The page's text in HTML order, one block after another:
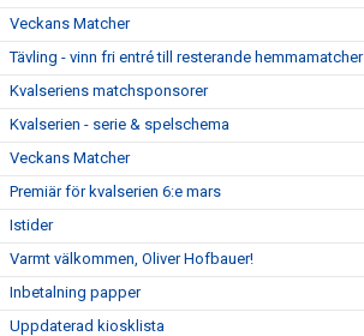
Veckans Matcher
Tävling - vinn fri entré till resterande hemmamatcher
Kvalseriens matchsponsorer
Kvalserien - serie & spelschema
Veckans Matcher
Premiär för kvalserien 6:e mars
Istider
Varmt välkommen, Oliver Hofbauer!
Inbetalning papper
Uppdaterad kiosklista